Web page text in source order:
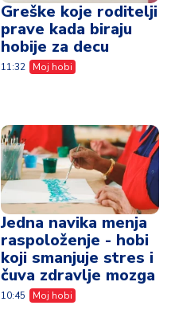
Greške koje roditelji
prave kada biraju
hobije za decu
11:32 Moj hobi
Jedna navika menja
raspoloženje - hobi
koji smanjuje stres i
čuva zdravlje mozga
10:45 Moj hobi